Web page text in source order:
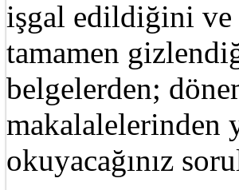
işgal edildiğini
tamamen
belgelerden;
makalalelerinden
okuyacağınız